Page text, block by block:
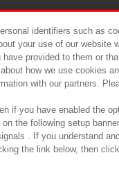
identifiers such as
your use of our website
have provided to them or
how we use cookies
with our partners.
if you have enabled the
the following setup
. If you understand
the link below, then